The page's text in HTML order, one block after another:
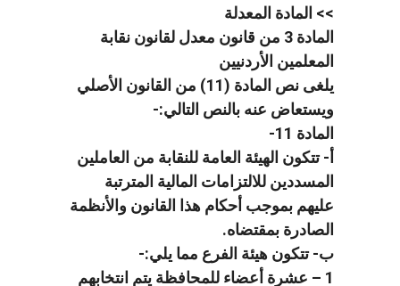
>> المادة المعدلة
المادة 3 من قانون معدل لقانون نقابة
المعلمين الأردنيين
يلغى نص المادة (11) من القانون الأصلي
ويستعاض عنه بالنص التالي:-
المادة 11-
أ- تتكون الهيئة العامة للنقابة من العاملين
المسددين للالتزامات المالية المترتبة
عليهم بموجب أحكام هذا القانون والأنظمة
الصادرة بمقتضاه.
ب- تتكون هيئة الفرع مما يلي:-
1 – عشرة أعضاء للمحافظة يتم انتخابهم